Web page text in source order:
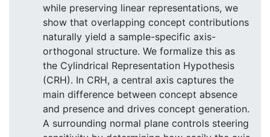
while preserving linear representations, we
show that overlapping concept contributions
naturally yield a sample-specific axis-
orthogonal structure. We formalize this as
the Cylindrical Representation Hypothesis
(CRH). In CRH, a central axis captures the
main difference between concept absence
and presence and drives concept generation.
A surrounding normal plane controls steering